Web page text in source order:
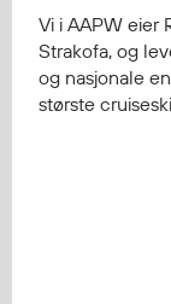
Vi i AAPW eier
Strakofa, og
og nasjonale
største